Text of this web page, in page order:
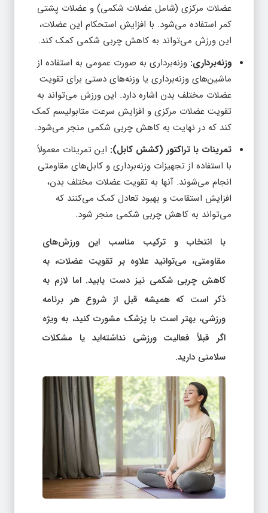
عضلات مرکزی (شامل عضلات شکمی) و عضلات پشتی
کمر استفاده می‌شود. با افزایش استحکام این عضلات،
این ورزش می‌تواند به کاهش چربی شکمی کمک کند.
وزنه‌برداری: وزنه‌برداری به صورت عمومی به استفاده از
ماشین‌های وزنه‌برداری یا وزنه‌های دستی برای تقویت
عضلات مختلف بدن اشاره دارد. این ورزش می‌تواند به
تقویت عضلات مرکزی و افزایش سرعت متابولیسم کمک
کند که در نهایت به کاهش چربی شکمی منجر می‌شود.
تمرینات با تراکتور (کشش کابل): این تمرینات معمولاً
با استفاده از تجهیزات وزنه‌برداری و کابل‌های مقاومتی
انجام می‌شوند. آنها به تقویت عضلات مختلف بدن،
افزایش استقامت و بهبود تعادل کمک می‌کنند که
می‌تواند به کاهش چربی شکمی منجر شود.
با انتخاب و ترکیب مناسب این ورزش‌های
مقاومتی، می‌توانید علاوه بر تقویت عضلات، به
کاهش چربی شکمی نیز دست یابید. اما لازم به
ذکر است که همیشه قبل از شروع هر برنامه
ورزشی، بهتر است با پزشک مشورت کنید، به ویژه
اگر قبلاً فعالیت ورزشی نداشته‌اید یا مشکلات
سلامتی دارید.